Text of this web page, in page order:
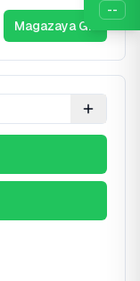
Magazaya Git
--